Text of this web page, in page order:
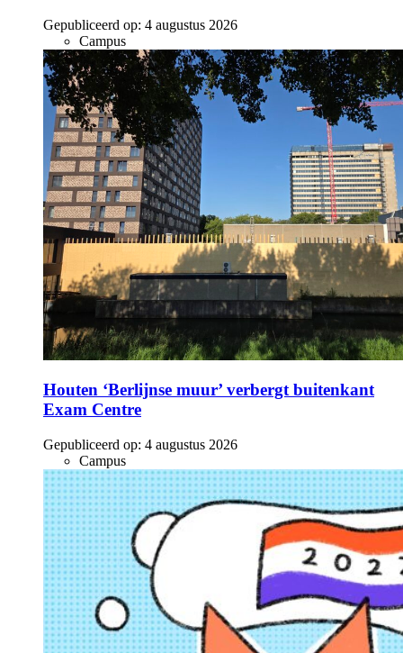
Gepubliceerd op: 4 augustus 2026
Campus
Houten ‘Berlijnse muur’ verbergt buitenkant
Exam Centre
Gepubliceerd op: 4 augustus 2026
Campus